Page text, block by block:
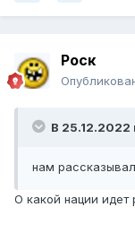
Роск
В 25.12.2022
нам
О какой нации идет